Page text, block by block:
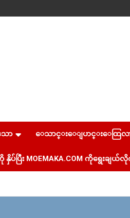
သာ ေသာင္းေျပာင္းေထြလ
ြီး MOEMAKA.COM ကိုရွေးချယ်လို